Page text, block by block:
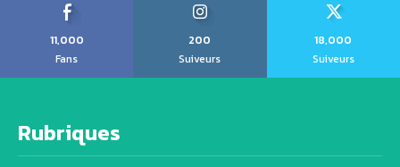
11,000
Fans
200
Suiveurs
18,000
Suiveurs
Rubriques